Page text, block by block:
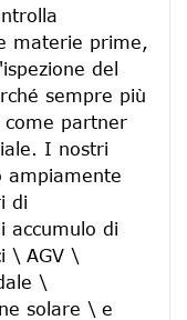
materie prime,
del
sempre più
come partner
I nostri
ampiamente
di
accumulo di
\ AGV \
\
solare \ e